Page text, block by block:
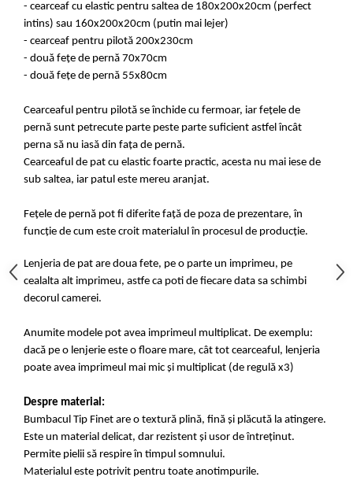
- cearceaf cu elastic pentru saltea de 180x200x20cm (perfect
intins) sau 160x200x20cm (putin mai lejer)
- cearceaf pentru pilotă 200x230cm
- două fețe de pernă 70x70cm
- două fețe de pernă 55x80cm
Cearceaful pentru pilotă se închide cu fermoar, iar fețele de
pernă sunt petrecute parte peste parte suficient astfel încât
perna să nu iasă din fața de pernă.
Cearceaful de pat cu elastic foarte practic, acesta nu mai iese de
sub saltea, iar patul este mereu aranjat.
Fețele de pernă pot fi diferite față de poza de prezentare, în
funcție de cum este croit materialul în procesul de producție.
Lenjeria de pat are doua fete, pe o parte un imprimeu, pe
cealalta alt imprimeu, astfe ca poti de fiecare data sa schimbi
decorul camerei.
Anumite modele pot avea imprimeul multiplicat. De exemplu:
dacă pe o lenjerie este o floare mare, cât tot cearceaful, lenjeria
poate avea imprimeul mai mic și multiplicat (de regulă x3)
Despre material:
Bumbacul Tip Finet are o textură plină, fină și plăcută la atingere.
Este un material delicat, dar rezistent și usor de întreținut.
Permite pielii să respire în timpul somnului.
Materialul este potrivit pentru toate anotimpurile.